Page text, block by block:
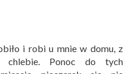
i robi u mnie w domu, z
Ponoc do tych